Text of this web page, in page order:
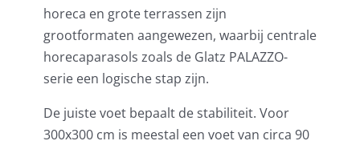
horeca en grote terrassen zijn
grootformaten aangewezen, waarbij centrale
horecaparasols zoals de Glatz PALAZZO-
serie een logische stap zijn.
De juiste voet bepaalt de stabiliteit. Voor
300x300 cm is meestal een voet van circa 90